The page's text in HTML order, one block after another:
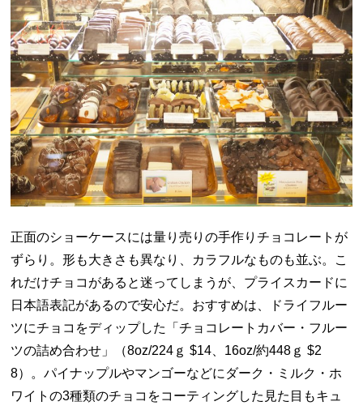
正面のショーケースには量り売りの手作りチョコレートが
ずらり。形も大きさも異なり、カラフルなものも並ぶ。こ
れだけチョコがあると迷ってしまうが、プライスカードに
日本語表記があるので安心だ。おすすめは、ドライフルー
ツにチョコをディップした「チョコレートカバー・フルー
ツの詰め合わせ」（8oz/224ｇ $14、16oz/約448ｇ $2
8）。パイナップルやマンゴーなどにダーク・ミルク・ホ
ワイトの3種類のチョコをコーティングした見た目もキュ